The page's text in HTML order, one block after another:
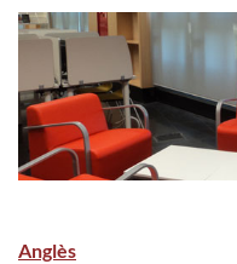
Anglès